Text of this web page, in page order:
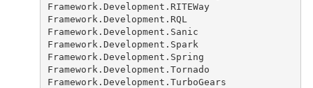
Framework.Development.RITEWay
Framework.Development.RQL
Framework.Development.Sanic
Framework.Development.Spark
Framework.Development.Spring
Framework.Development.Tornado
Framework.Development.TurboGears